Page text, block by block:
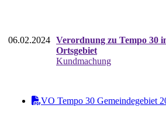
06.02.2024 Verordnung zu Tempo 30
Ortsgebiet
Kundmachung
VO Tempo 30 Gemeindegebiet